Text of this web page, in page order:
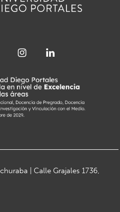
| Calle Grajales 1736,